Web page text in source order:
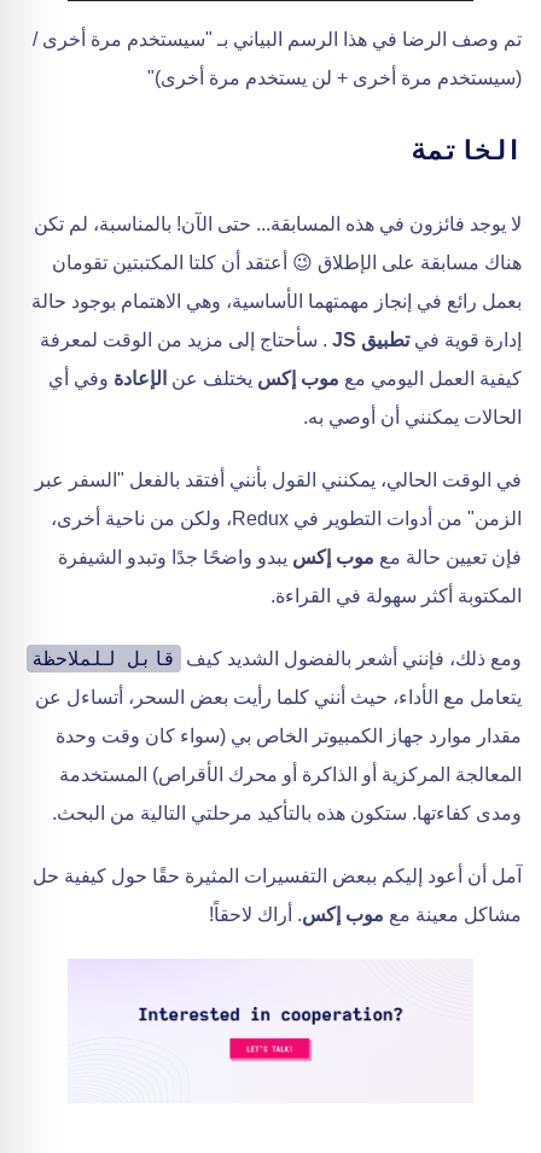
تم وصف الرضا في هذا الرسم البياني بـ "سيستخدم مرة أخرى /
(سيستخدم مرة أخرى + لن يستخدم مرة أخرى)"
الخاتمة
لا يوجد فائزون في هذه المسابقة... حتى الآن! بالمناسبة، لم تكن
هناك مسابقة على الإطلاق 😉 أعتقد أن كلتا المكتبتين تقومان
بعمل رائع في إنجاز مهمتهما الأساسية، وهي الاهتمام بوجود حالة
إدارة قوية فيتطبيق JS
. سأحتاج إلى مزيد من الوقت لمعرفة
كيفية العمل اليومي مع موب إكس يختلف عن الإعادة وفي أي
الحالات يمكنني أن أوصي به.
في الوقت الحالي، يمكنني القول بأنني أفتقد بالفعل "السفر عبر
الزمن" من أدوات التطوير في Redux، ولكن من ناحية أخرى،
فإن تعيين حالة مع موب إكس يبدو واضحًا جدًا وتبدو الشيفرة
المكتوبة أكثر سهولة في القراءة.
ومع ذلك، فإنني أشعر بالفضول الشديد كيف قابل للملاحظة
يتعامل مع الأداء، حيث أنني كلما رأيت بعض السحر، أتساءل عن
مقدار موارد جهاز الكمبيوتر الخاص بي (سواء كان وقت وحدة
المعالجة المركزية أو الذاكرة أو محرك الأقراص) المستخدمة
ومدى كفاءتها. ستكون هذه بالتأكيد مرحلتي التالية من البحث.
آمل أن أعود إليكم ببعض التفسيرات المثيرة حقًا حول كيفية حل
مشاكل معينة مع موب إكس. أراك لاحقاً!